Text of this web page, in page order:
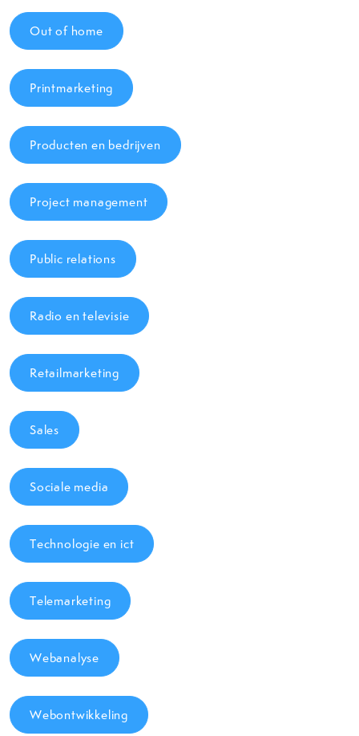
Out of home
Printmarketing
Producten en bedrijven
Project management
Public relations
Radio en televisie
Retailmarketing
Sales
Sociale media
Technologie en ict
Telemarketing
Webanalyse
Webontwikkeling